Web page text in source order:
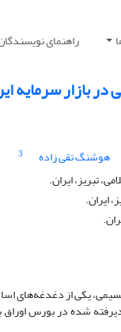
راهنمای
بازار سرمایه
هوشنگ تقی زاده
3
تبریز، ایران.
ایران.
یکی از